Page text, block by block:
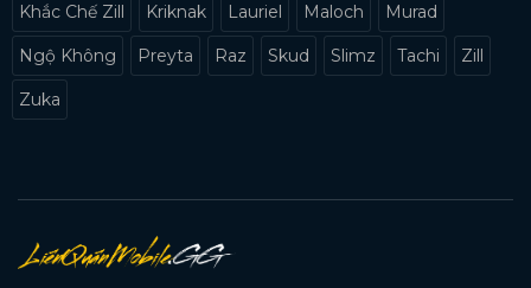
Khắc Chế Zill Kriknak Lauriel Maloch Murad
Ngộ Không Preyta Raz Skud Slimz Tachi Zill
Zuka